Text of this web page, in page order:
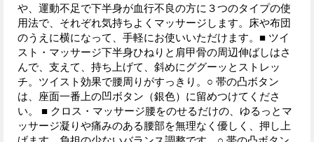
や、運動不足で下半身が血行不良の方に３つのタイプの使
用法で、それぞれ気持ちよくマッサージします。床や布団
のうえに横になって、手軽にお使いいただけます。■ ツイ
スト・マッサージ下半身ひねりと肩甲骨の周辺伸ばしはさ
んで、支えて、持ち上げて、斜めにググーッとストレッ
チ。ツイスト効果で腰周りがすっきり。○ 帯の凸ボタン
は、座面一番上の凹ボタン（銀色）に留めつけてくださ
い。 ■ クロス・マッサージ腰をのせるだけの、ゆるっとマ
ッサージ凝りや痛みのある腰部を無理なく優しく、押し上